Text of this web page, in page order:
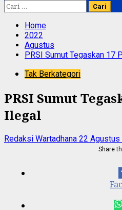
Cari
untuk:
Home
2022
Agustus
PRSI Sumut Tegaskan 17
Tak Berkategori
PRSI Sumut
Ilegal
Redaksi Wartadhana 22 Agustus
Share